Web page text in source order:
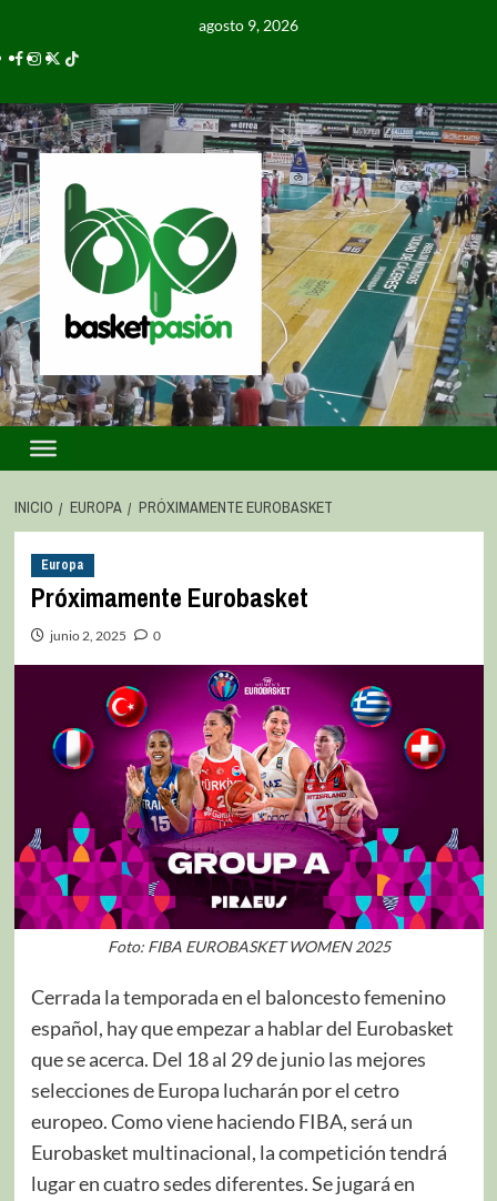
agosto 9, 2026
INICIO EUROPA PRÓXIMAMENTE EUROBASKET
Europa
Próximamente Eurobasket
junio 2, 2025 0
Foto: FIBA EUROBASKET WOMEN 2025
Cerrada la temporada en el baloncesto femenino
español, hay que empezar a hablar del Eurobasket
que se acerca. Del 18 al 29 de junio las mejores
selecciones de Europa lucharán por el cetro
europeo. Como viene haciendo FIBA, será un
Eurobasket multinacional, la competición tendrá
lugar en cuatro sedes diferentes. Se jugará en